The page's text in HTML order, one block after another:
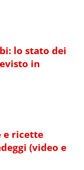
lo stato dei
in
e ricette
(video e